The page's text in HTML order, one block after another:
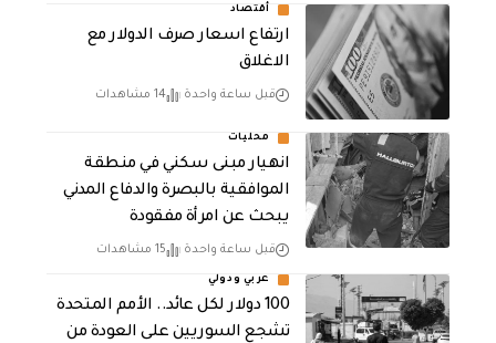
أقتصاد
ارتفاع اسعار صرف الدولار مع
الاغلاق
قبل ساعة واحدة 14 مشاهدات
محليات
انهيار مبنى سكني في منطقة
الموافقية بالبصرة والدفاع المدني
يبحث عن امرأة مفقودة
قبل ساعة واحدة 15 مشاهدات
عربي ودولي
100 دولار لكل عائد.. الأمم المتحدة
تشجع السوريين على العودة من